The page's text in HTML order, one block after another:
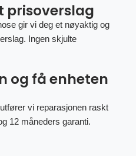
prisoverslag
gir vi deg et nøyaktig og
Ingen skjulte
og få enheten
vi reparasjonen raskt
12 måneders garanti.